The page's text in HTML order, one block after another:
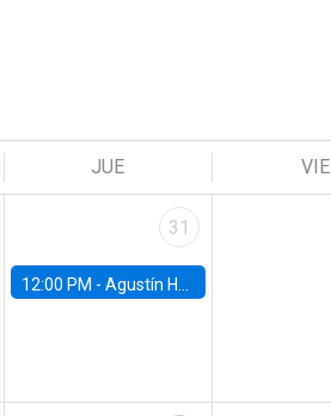
JUE VIE
31
12:00 PM -Agustín Hurtado, University of Maryland